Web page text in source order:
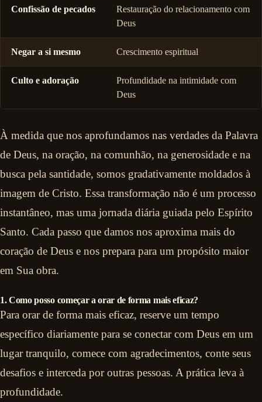
Confissão de pecados
Restauração do relacionamento com
Deus
Negar a si mesmo Crescimento espiritual
Culto e adoração
Profundidade na intimidade com
Deus
À medida que nos aprofundamos nas verdades da Palavra
de Deus, na oração, na comunhão, na generosidade e na
busca pela santidade, somos gradativamente moldados à
imagem de Cristo. Essa transformação não é um processo
instantâneo, mas uma jornada diária guiada pelo Espírito
Santo. Cada passo que damos nos aproxima mais do
coração de Deus e nos prepara para um propósito maior
em Sua obra.
1. Como posso começar a orar de forma mais eficaz?
Para orar de forma mais eficaz, reserve um tempo
específico diariamente para se conectar com Deus em um
lugar tranquilo, comece com agradecimentos, conte seus
desafios e interceda por outras pessoas. A prática leva à
profundidade.